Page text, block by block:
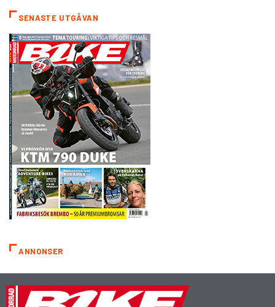
SENASTE UTGÅVAN
ANNONSER